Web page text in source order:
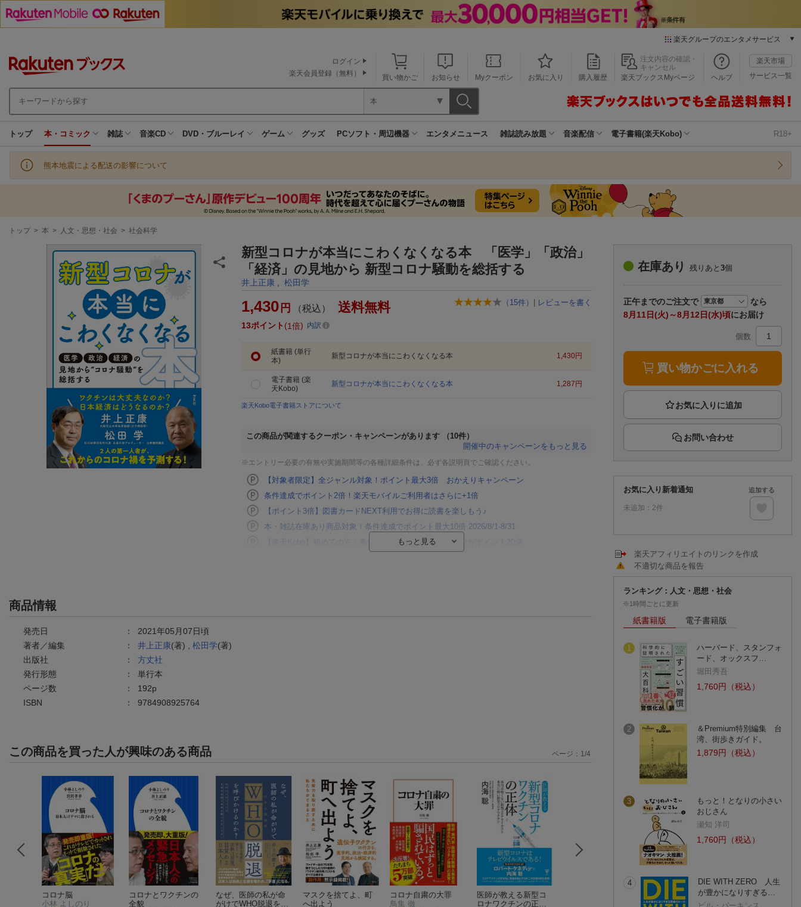
楽天グループのエンタメサービス
本/ゲーム/CD/DVD
楽天ブックス
楽天Kobo
楽天チケット
エンタメニュース
推し楽
買い物かご お知らせ Myクーポン お気に入り 購入履歴
注文内容の確認・
キャンセル
楽天ブックスMyページ
ヘルプ
楽天市場
サービス一覧
ログイン
楽天会員登録（無料）
本
トップ 本・コミック 雑誌 音楽CD DVD・ブルーレイ ゲーム グッズ PCソフト・周辺機器 エンタメニュース 雑誌読み放題 音楽配信 電子書籍(楽天Kobo) R18+
熊本地震による配送の影響について
現
トップ > 本 > 人文・思想・社会 > 社会科学
新型コロナが本当にこわくなくなる本 「医学」「政治」
「経済」の見地から 新型コロナ騒動を総括する
井上正康 松田学
（ 15件） | レビューを書く
1,430 円 （税込） 送料無料
13ポイント 1倍 内訳
紙書籍 (単行
本)
新型コロナが本当にこわくなくなる本 1,430円
電子書籍 (楽
天Kobo)
新型コロナが本当にこわくなくなる本 1,287 円
楽天Kobo電子書籍ストアについて
この商品が関連するクーポン・キャンペーンがあります
（10件）
開催中のキャンペーンをもっと見る
※エントリー必要の有無や実施期間等の各種詳細条件は、必ず各説明頁でご確認ください。
【対象者限定】全ジャンル対象！ポイント最大3倍 おかえりキャンペーン
条件達成でポイント2倍！楽天モバイルご利用者はさらに+1倍
【ポイント3倍】図書カードNEXT利用でお得に読書を楽しもう♪
本・雑誌在庫あり商品対象！条件達成でポイント最大10倍 2026/8/1-8/31
【楽天Kobo】初めての方！条件達成で楽天ブックス購入分がポイント20倍
商品情報
発売日 ： 2021年05月07日頃
著者／編集
： 井上正康(著) , 松田学(著)
出版社
： 方丈社
発行形態
： 単行本
ページ数
： 192p
ISBN
： 9784908925764
この商品を買った人が興味のある商品
コロナ脳
小林 よしのり
コロナとワクチンの
全貌
なぜ、医師の私が命
がけでWHO脱退を呼
マスクを捨てよ、町
へ出よう
コロナ自粛の大罪
鳥集 徹
医師が教える新型コ
ロナワクチンの正
PCRは、RNAウイル
スの検査に使っては
「アメリカ」の
り “忘れられた
ページ： 1/4
在庫あり 残りあと 3個
正午までのご注文で
なら
8月11日(火)～8月12日(水)頃にお届け
個数
買い物かごに入れる
お問い合わせ
お気に入り新着通知
未追加： 2件
追加する
楽天アフィリエイトのリンクを作成
不適切な商品を報告
ランキング：人文・思想・社会
※1時間ごとに更新
紙書籍版 電子書籍版
1
ハーバード、スタンフォ
ード、オックスフ…
堀田秀吾
1,760円（税込）
2
＆Premium特別編集 台
湾、街歩きガイド。
1,879円（税込）
3
もっと！となりの小さい
おじさん
瀬知 洋司
1,760円（税込）
4
DIE WITH ZERO 人生
が豊かになりすぎる…